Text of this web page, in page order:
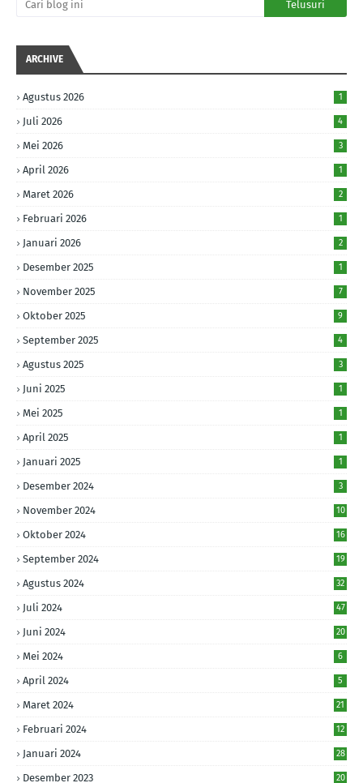
ARCHIVE
Agustus 2026 1
Juli 2026 4
Mei 2026 3
April 2026 1
Maret 2026 2
Februari 2026 1
Januari 2026 2
Desember 2025 1
November 2025 7
Oktober 2025 9
September 2025 4
Agustus 2025 3
Juni 2025 1
Mei 2025 1
April 2025 1
Januari 2025 1
Desember 2024 3
November 2024 10
Oktober 2024 16
September 2024 19
Agustus 2024 32
Juli 2024 47
Juni 2024 20
Mei 2024 6
April 2024 5
Maret 2024 21
Februari 2024 12
Januari 2024 28
Desember 2023 20